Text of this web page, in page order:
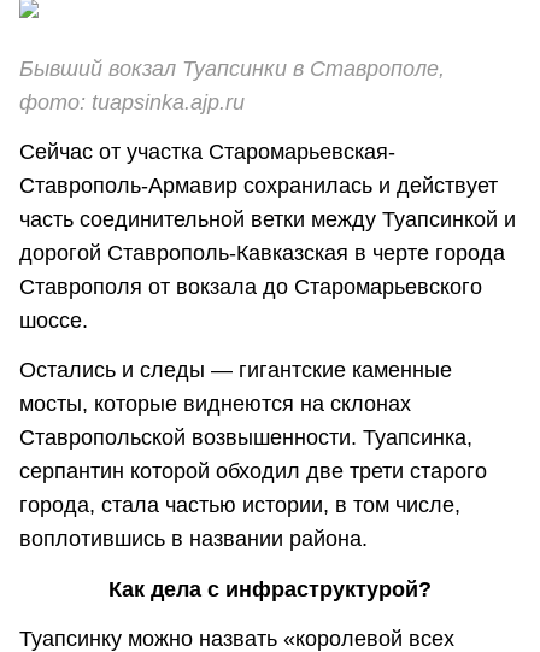
Бывший вокзал Туапсинки в Ставрополе,
фото: tuapsinka.ajp.ru
Сейчас от участка Старомарьевская-
Ставрополь-Армавир сохранилась и действует
часть соединительной ветки между Туапсинкой и
дорогой Ставрополь-Кавказская в черте города
Ставрополя от вокзала до Старомарьевского
шоссе.
Остались и следы — гигантские каменные
мосты, которые виднеются на склонах
Ставропольской возвышенности. Туапсинка,
серпантин которой обходил две трети старого
города, стала частью истории, в том числе,
воплотившись в названии района.
Как дела с инфраструктурой?
Туапсинку можно назвать «королевой всех